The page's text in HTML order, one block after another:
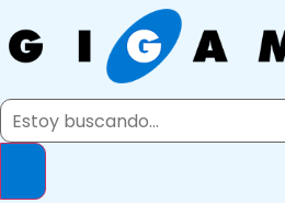
al
contenido
Search